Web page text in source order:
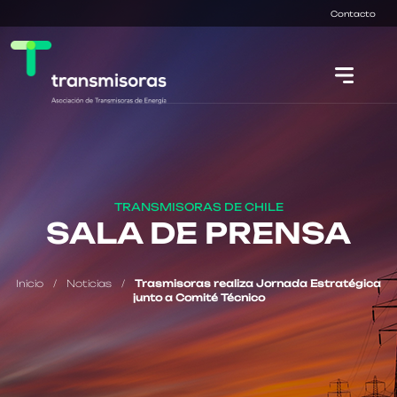
Contacto
TRANSMISORAS DE CHILE
SALA DE PRENSA
Inicio / Noticias /
Trasmisoras realiza Jornada Estratégica
junto a Comité Técnico